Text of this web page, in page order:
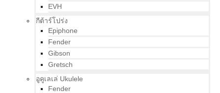
EVH
กีต้าร์โปร่ง
Epiphone
Fender
Gibson
Gretsch
อูคูเลเล่ Ukulele
Fender